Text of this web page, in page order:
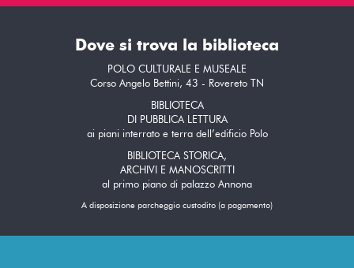
Dove si trova la biblioteca
POLO CULTURALE E MUSEALE
Corso Angelo Bettini, 43 - Rovereto TN
BIBLIOTECA
DI PUBBLICA LETTURA
ai piani interrato e terra dell’edificio Polo
BIBLIOTECA STORICA,
ARCHIVI E MANOSCRITTI
al primo piano di palazzo Annona
A disposizione parcheggio custodito (a pagamento)